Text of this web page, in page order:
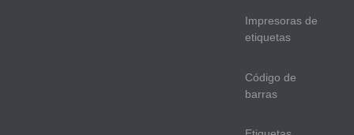
Impresoras de
etiquetas
Código de
barras